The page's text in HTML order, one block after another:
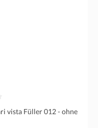
vista Füller 012 - ohne